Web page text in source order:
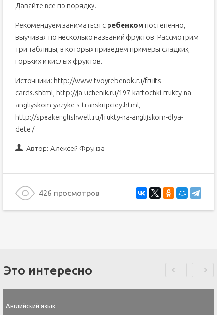
Давайте все по порядку.
Рекомендуем заниматься с ребенкомпостепенно,
выучивая по несколько названий фруктов. Рассмотрим
три таблицы, в которых приведем примеры сладких,
горьких и кислых фруктов.
Источники: http://www.tvoyrebenok.ru/fruits-
cards.shtml, http://ja-uchenik.ru/197-kartochki-frukty-na-
angliyskom-yazyke-s-transkripciey.html,
http://speakenglishwell.ru/frukty-na-anglijskom-dlya-
detej/
Автор: Алексей Фрунза
426 просмотров
Это интересно
Английский язык